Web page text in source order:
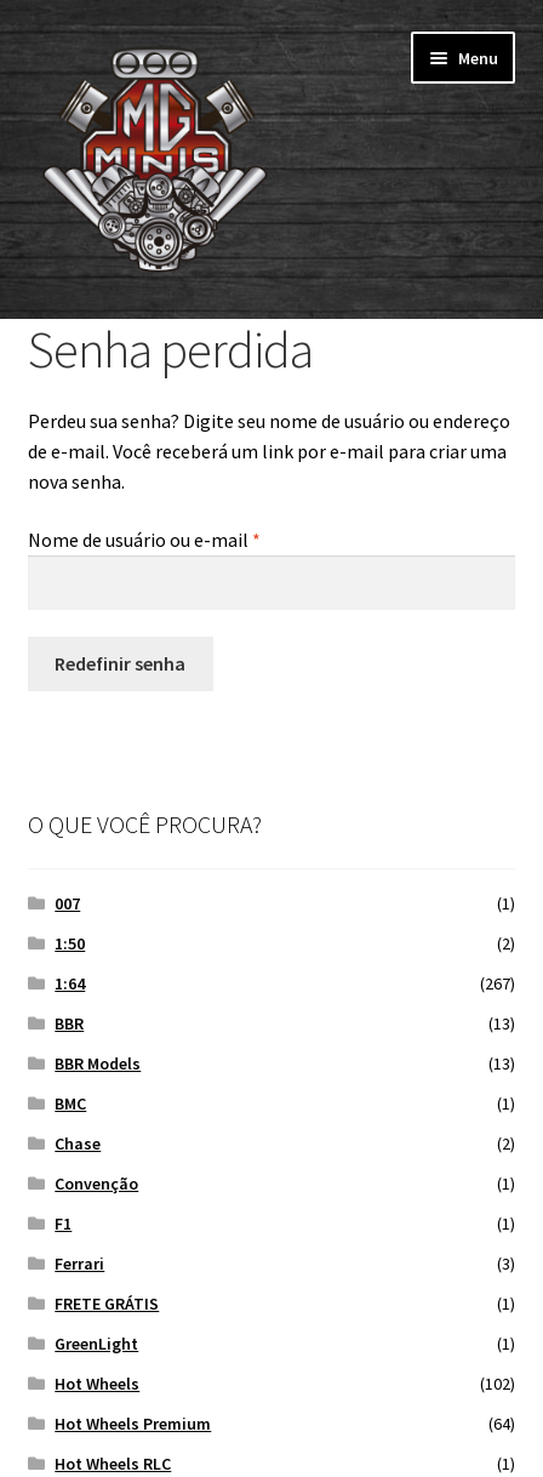
para
navegação
para
conteúdo
Menu
Home
Todos os produtos
Portfólio MgMinis
Senha perdida
Perdeu sua senha? Digite seu nome de usuário ou endereço
de e-mail. Você receberá um link por e-mail para criar uma
nova senha.
Nome de usuário ou e-mail *Obrigatório
Redefinir senha
O QUE VOCÊ PROCURA?
007
(1)
1:50
(2)
1:64
(267)
BBR
(13)
BBR Models
(13)
BMC
(1)
Chase
(2)
Convenção
(1)
F1
(1)
Ferrari
(3)
FRETE GRÁTIS
(1)
GreenLight
(1)
Hot Wheels
(102)
Hot Wheels Premium
(64)
Hot Wheels RLC
(1)